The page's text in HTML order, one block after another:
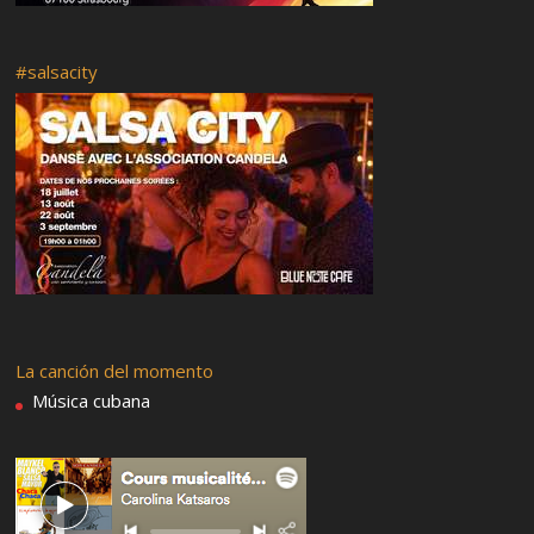
Sábado 18 de Febrero 2017
Viernes 17 de Febrero 2017
Jueves 16 de Febrero 2017
Bio – Harold López-Nussa
Presentación – Harold López-Nussa
Elito Revé y su Charangón
Soneros All Stars
#salsacity
La canción del momento
Música cubana